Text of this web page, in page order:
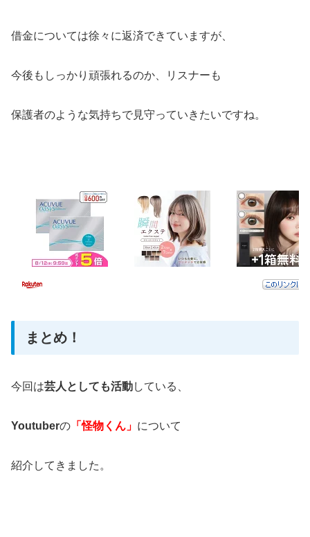
借金については徐々に返済できていますが、
今後もしっかり頑張れるのか、リスナーも
保護者のような気持ちで見守っていきたいですね。
まとめ！
今回は芸人としても活動している、
Youtuberの 「怪物くん」 について
紹介してきました。